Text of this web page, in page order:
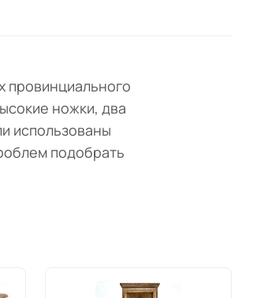
провинциального
ножки, два
использованы
подобрать